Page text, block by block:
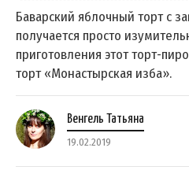
Баварский яблочный торт с
получается просто
приготовления этот торт-
торт «Монастырская изба».
Венгель Татьяна
19.02.2019